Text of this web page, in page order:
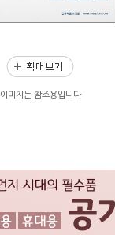
이미지는 참조용입니다